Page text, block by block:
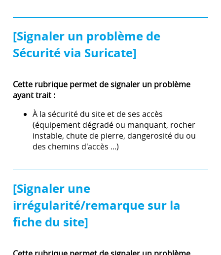
[Signaler un problème de
Sécurité via Suricate]
Cette rubrique permet de signaler un problème
ayant trait :
À la sécurité du site et de ses accès
(équipement dégradé ou manquant, rocher
instable, chute de pierre, dangerosité du ou
des chemins d'accès ...)
[Signaler une
irrégularité/remarque sur la
fiche du site]